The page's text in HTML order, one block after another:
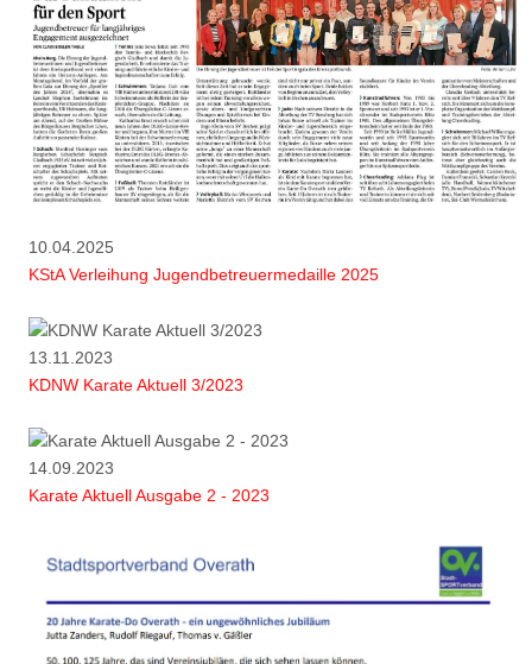
10.04.2025
KStA Verleihung Jugendbetreuermedaille 2025
13.11.2023
KDNW Karate Aktuell 3/2023
14.09.2023
Karate Aktuell Ausgabe 2 - 2023